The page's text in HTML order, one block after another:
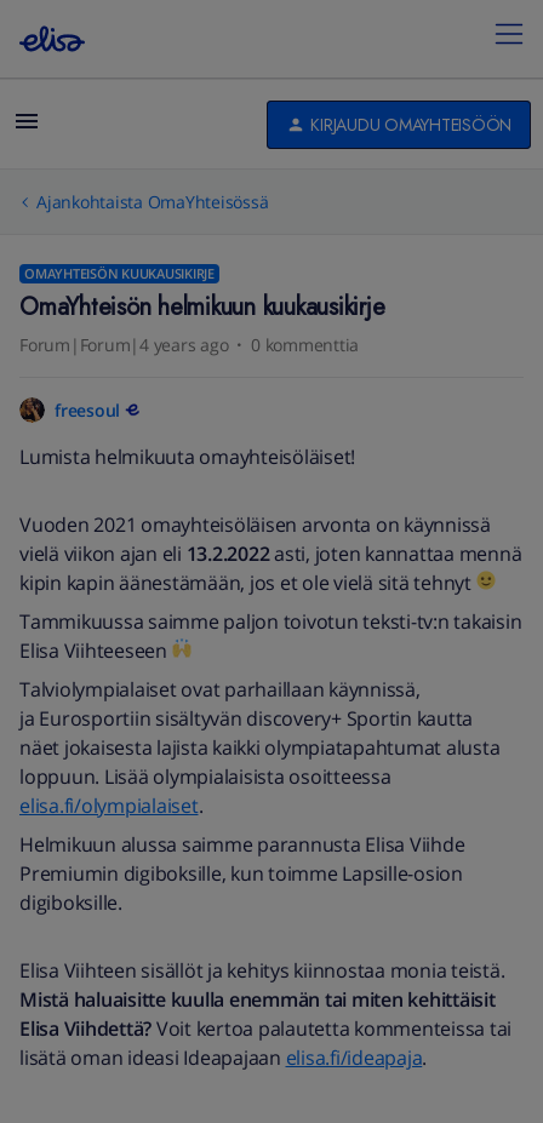
KIRJAUDU OMAYHTEISÖÖN
Ajankohtaista OmaYhteisössä
OMAYHTEISÖN KUUKAUSIKIRJE
OmaYhteisön helmikuun kuukausikirje
Forum|Forum|4 years ago 0 kommenttia
freesoul
Lumista helmikuuta omayhteisöläiset!
Vuoden 2021 omayhteisöläisen arvonta on käynnissä
vielä viikon ajan eli 13.2.2022asti, joten kannattaa mennä
kipin kapin äänestämään, jos et ole vielä sitä tehnyt
Tammikuussa saimme paljon toivotun teksti-tv:n takaisin
Elisa Viihteeseen
Talviolympialaiset ovat parhaillaan käynnissä,
ja Eurosportiin sisältyvän discovery+ Sportin kautta
näet jokaisesta lajista kaikki olympiatapahtumat alusta
loppuun. Lisää olympialaisista osoitteessa
elisa.fi/olympialaiset.
Helmikuun alussa saimme parannusta Elisa Viihde
Premiumin digiboksille, kun toimme Lapsille-osion
digiboksille.
Elisa Viihteen sisällöt ja kehitys kiinnostaa monia teistä.
Mistä haluaisitte kuulla enemmän tai miten kehittäisit
Elisa Viihdettä?Voit kertoa palautetta kommenteissa tai
lisätä oman ideasi Ideapajaan elisa.fi/ideapaja.